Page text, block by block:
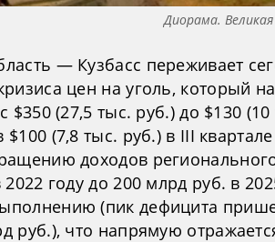
Диорама.
— Кузбасс переживает
цен на уголь, который
$350 (27,5 тыс. руб.) до $130
(7,8 тыс. руб.) в III квартале
доходов
году до 200 млрд руб. в
(пик дефицита
руб.), что напрямую